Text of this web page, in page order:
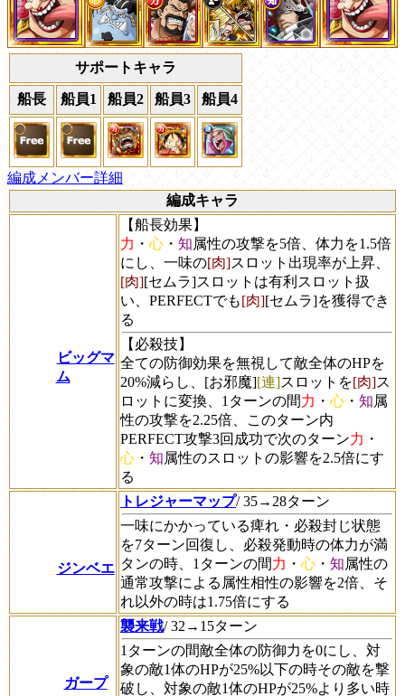
サポートキャラ
船長 船員1 船員2 船員3 船員4
編成メンバー詳細
編成キャラ
ビッグマ
ム
【船長効果】
力 ・ 心 ・ 知属性の攻撃を5倍、体力を1.5倍
にし、一味の[肉]スロット出現率が上昇、
[肉][セムラ]スロットは有利スロット扱
い、PERFECTでも[肉][セムラ]を獲得でき
る
【必殺技】
全ての防御効果を無視して敵全体のHPを
20%減らし、[お邪魔][連]スロットを[肉]ス
ロットに変換、1ターンの間力 ・ 心 ・ 知属
性の攻撃を2.25倍、このターン内
PERFECT攻撃3回成功で次のターン力 ・
心 ・ 知属性のスロットの影響を2.5倍にす
る
ジンベエ
トレジャーマップ/ 35→28ターン
一味にかかっている痺れ・必殺封じ状態
を7ターン回復し、必殺発動時の体力が満
タンの時、1ターンの間力 ・ 心 ・ 知属性の
通常攻撃による属性相性の影響を2倍、そ
れ以外の時は1.75倍にする
ガープ
襲来戦/ 32→15ターン
1ターンの間敵全体の防御力を0にし、対
象の敵1体のHPが25%以下の時その敵を撃
破し、対象の敵1体のHPが25%より多い時